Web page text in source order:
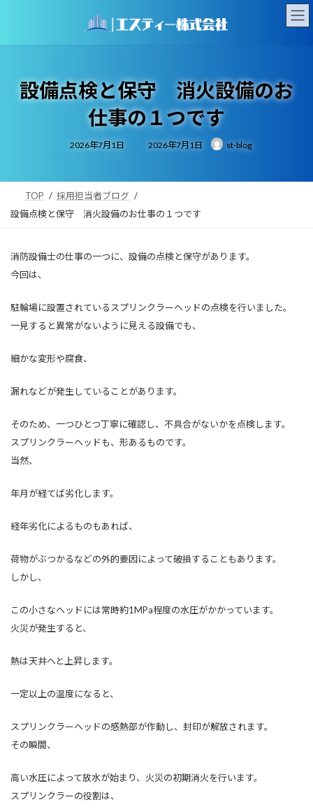
ン
ー
設備点検と保守 消火設備のお
仕事の１つです
2026年7月1日
終
時
2026年7月1日 st-blog
TOP
採用担当者ブログ
設備点検と保守 消火設備のお仕事の１つです
消防設備士の仕事の一つに、設備の点検と保守があります。
今回は、
駐輪場に設置されているスプリンクラーヘッドの点検を行いました。
一見すると異常がないように見える設備でも、
細かな変形や腐食、
漏れなどが発生していることがあります。
そのため、一つひとつ丁寧に確認し、不具合がないかを点検します。
スプリンクラーヘッドも、形あるものです。
当然、
年月が経てば劣化します。
経年劣化によるものもあれば、
荷物がぶつかるなどの外的要因によって破損することもあります。
しかし、
この小さなヘッドには常時約1MPa程度の水圧がかかっています。
火災が発生すると、
熱は天井へと上昇します。
一定以上の温度になると、
スプリンクラーヘッドの感熱部が作動し、封印が解放されます。
その瞬間、
高い水圧によって放水が始まり、火災の初期消火を行います。
スプリンクラーの役割は、